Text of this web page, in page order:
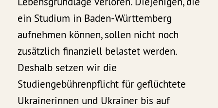
ein Studium in Baden-Württemberg
aufnehmen können, sollen nicht noch
zusätzlich finanziell belastet werden.
Deshalb setzen wir die
Studiengebührenpflicht für geflüchtete
Ukrainerinnen und Ukrainer bis auf